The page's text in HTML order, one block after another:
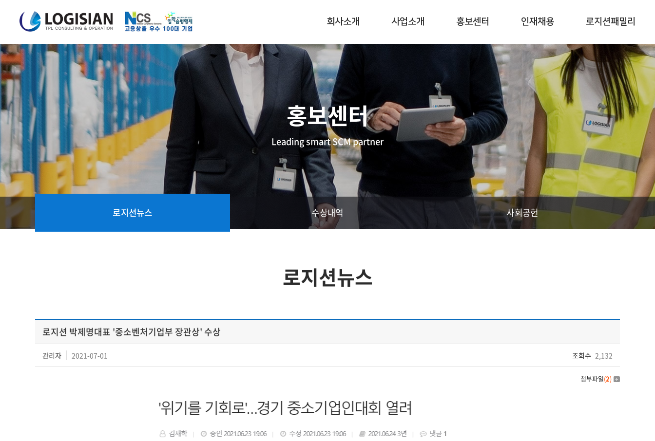
회사소개 사업소개 홍보센터 인재채용 로지션패밀리
홍보센터
Leading smart SCM partner
로지션뉴스 수상내역 사회공헌
로지션뉴스
로지션 박제명대표 '중소벤처기업부 장관상' 수상
관리자 2021-07-01 조회수 2,132
첨부파일(2)